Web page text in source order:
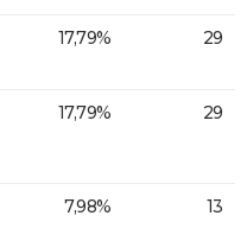
17,79% 29
17,79% 29
7,98% 13